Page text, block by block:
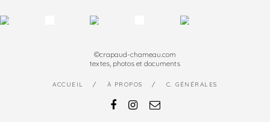
©crapaud-chameau.com
textes, photos et documents
ACCUEIL À PROPOS C. GÉNÉRALES